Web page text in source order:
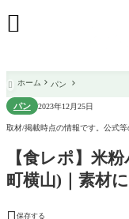

 ホーム パン
パン 2023年12月25日
取材/掲載時点の情報です。公式等
【食レポ】米
町横山)｜素材
保存する